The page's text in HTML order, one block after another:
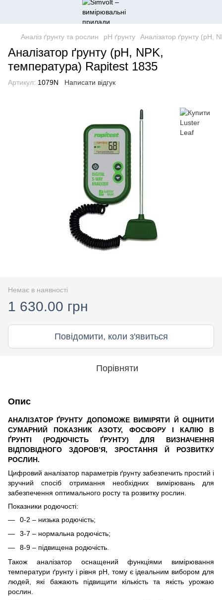
Аналіз ґрунту та рослин pH ґрунту Аналізатор ґрунту (pH,
Аналізатор ґрунту (pH, NPK,
температура) Rapitest 1835
Артикул: 1079N Написати відгук
Немає в наявності
1 630.00 грн
Повідомити, коли з'явиться
Порівняти
Опис
АНАЛІЗАТОР ҐРУНТУ ДОПОМОЖЕ ВИМІРЯТИ Й ОЦІНИТИ
СУМАРНИЙ ПОКАЗНИК АЗОТУ, ФОСФОРУ І КАЛІЮ В
ҐРУНТІ (РОДЮЧІСТЬ ҐРУНТУ) ДЛЯ ВИЗНАЧЕННЯ
ВІДПОВІДНОГО ЗДОРОВ’Я, ЗРОСТАННЯ Й РОЗВИТКУ
РОСЛИН.
Цифровий аналізатор параметрів ґрунту забезпечить простий і
зручний спосіб отримання необхідних вимірювань для
забезпечення оптимального росту та розвитку рослин.
Показники родючості:
0-2 – низька родючість;
3-7 – нормальна родючість;
8-9 – підвищена родючість.
Також аналізатор оснащений функціями вимірювання
температури ґрунту і рівня рН, тому є ідеальним вибором для
людей, які бажають підвищити кількість та якість урожаю
рослин.